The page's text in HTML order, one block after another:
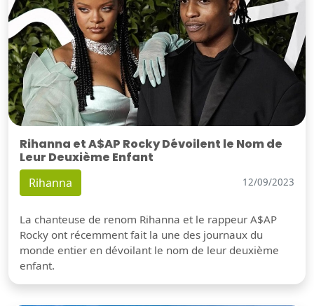
Rihanna et A$AP Rocky Dévoilent le Nom de
Leur Deuxième Enfant
Rihanna 12/09/2023
La chanteuse de renom Rihanna et le rappeur A$AP
Rocky ont récemment fait la une des journaux du
monde entier en dévoilant le nom de leur deuxième
enfant.